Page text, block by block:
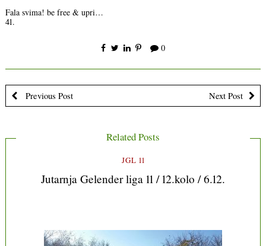
Fala svima! be free & upri…
41.
0
Previous Post Next Post
Related Posts
JGL 11
Jutarnja Gelender liga 11 / 12.kolo / 6.12.